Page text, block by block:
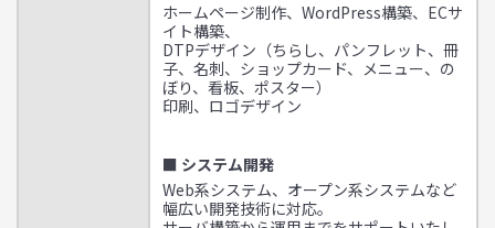
ホームページ制作、WordPress構築、ECサ
イト構築、
DTPデザイン（ちらし、パンフレット、冊
子、名刺、ショップカード、メニュー、の
ぼり、看板、ポスター）
印刷、ロゴデザイン
■ システム開発
Web系システム、オープン系システムなど
幅広い開発技術に対応。